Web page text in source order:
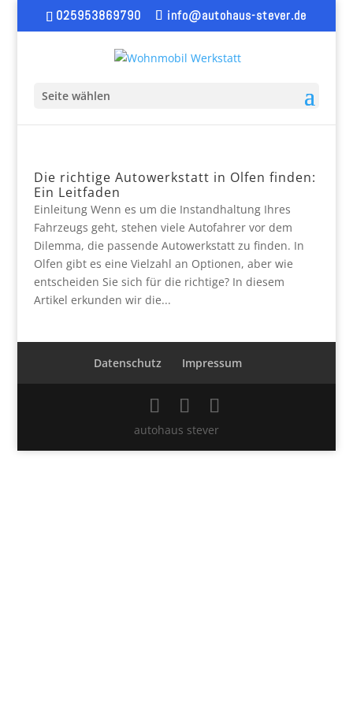
025953869790 info@autohaus-stever.de
Seite wählen
Die richtige Autowerkstatt in Olfen finden:
Ein Leitfaden
Einleitung Wenn es um die Instandhaltung Ihres
Fahrzeugs geht, stehen viele Autofahrer vor dem
Dilemma, die passende Autowerkstatt zu finden. In
Olfen gibt es eine Vielzahl an Optionen, aber wie
entscheiden Sie sich für die richtige? In diesem
Artikel erkunden wir die...
Datenschutz Impressum
autohaus stever